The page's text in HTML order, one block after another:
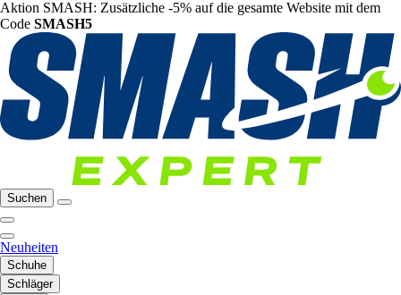
Aktion SMASH: Zusätzliche -5% auf die gesamte Website mit dem
Code SMASH5
Suchen
Neuheiten
Schuhe
Schläger